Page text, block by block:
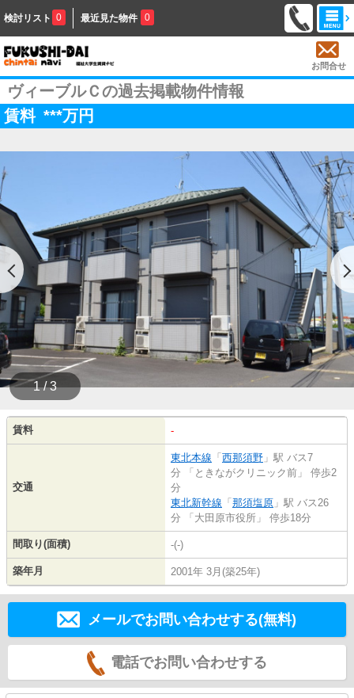
検討リスト 0 最近見た物件 0
お問合せ
ヴィーブルＣの過去掲載物件情報
賃料 ***万円
1 / 3
賃料 -
交通
東北本線 「 西那須野 」駅 バス7
分 「ときながクリニック前」 停歩2
分
東北新幹線 「 那須塩原 」駅 バス26
分 「大田原市役所」 停歩18分
間取り(面積) -(-)
築年月 2001年 3月(築25年)
メールでお問い合わせする(無料)
電話でお問い合わせする